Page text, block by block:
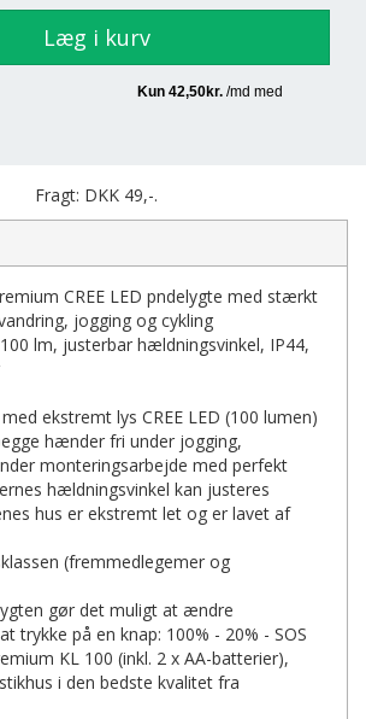
Læg i kurv
Fragt: DKK 49,-.
CREE LED pndelygte med stærkt
jogging og cykling
lm, justerbar hældningsvinkel, IP44,
ekstremt lys CREE LED (100 lumen)
hænder fri under jogging,
monteringsarbejde med perfekt
hældningsvinkel kan justeres
hus er ekstremt let og er lavet af
(fremmedlegemer og
gør det muligt at ændre
trykke på en knap: 100% - 20% - SOS
KL 100 (inkl. 2 x AA-batterier),
i den bedste kvalitet fra